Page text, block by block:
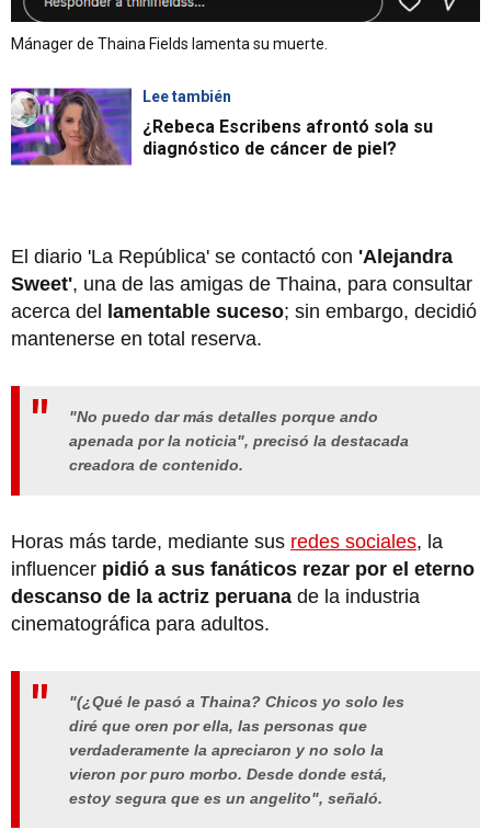
Mánager de Thaina Fields lamenta su muerte.
Lee también
¿Rebeca Escribens afrontó sola su
diagnóstico de cáncer de piel?
El diario 'La República' se contactó con 'Alejandra
Sweet', una de las amigas de Thaina, para consultar
acerca del
lamentable suceso; sin embargo, decidió
mantenerse en total reserva.
"No puedo dar más detalles porque ando
apenada por la noticia", precisó la destacada
creadora de contenido.
Horas más tarde, mediante sus redes sociales, la
influencer pidió a sus fanáticos rezar por el eterno
descanso de la actriz peruana de la industria
cinematográfica para adultos.
"(¿Qué le pasó a Thaina? Chicos yo solo les
diré que oren por ella, las personas que
verdaderamente la apreciaron y no solo la
vieron por puro morbo. Desde donde está,
estoy segura que es un angelito", señaló.